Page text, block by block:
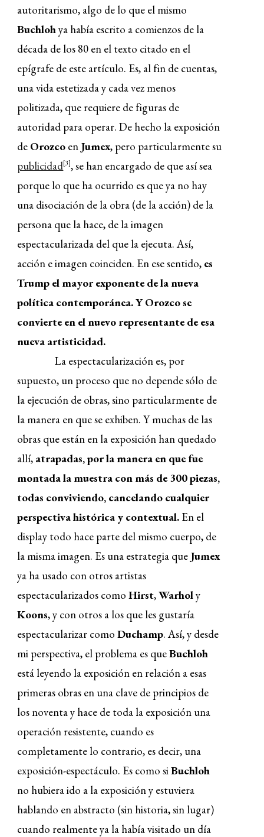
autoritarismo, algo de lo que el mismo
Buchlohya había escrito a comienzos de la
década de los 80 en el texto citado en el
epígrafe de este artículo. Es, al fin de cuentas,
una vida estetizada y cada vez menos
politizada, que requiere de figuras de
autoridad para operar. De hecho la exposición
de Orozco en Jumex, pero particularmente su
publicidad[3], se han encargado de que así sea
porque lo que ha ocurrido es que ya no hay
una disociación de la obra (de la acción) de la
persona que la hace, de la imagen
espectacularizada del que la ejecuta. Así,
acción e imagen coinciden. En ese sentido, es
Trump el mayor exponente de la nueva
política contemporánea. Y Orozco se
convierte en el nuevo representante de esa
nueva artisticidad.
La espectacularización es, por
supuesto, un proceso que no depende sólo de
la ejecución de obras, sino particularmente de
la manera en que se exhiben. Y muchas de las
obras que están en la exposición han quedado
allí, atrapadas, por la manera en que fue
montada la muestra con más de 300 piezas,
todas conviviendo, cancelando cualquier
perspectiva histórica y contextual. En el
display todo hace parte del mismo cuerpo, de
la misma imagen. Es una estrategia que Jumex
ya ha usado con otros artistas
espectacularizados comoHirst,Warholy
Koons, y con otros a los que les gustaría
espectacularizar comoDuchamp. Así, y desde
mi perspectiva, el problema es queBuchloh
está leyendo la exposición en relación a esas
primeras obras en una clave de principios de
los noventa y hace de toda la exposición una
operación resistente, cuando es
completamente lo contrario, es decir, una
exposición-espectáculo. Es como siBuchloh
no hubiera ido a la exposición y estuviera
hablando en abstracto (sin historia, sin lugar)
cuando realmente ya la había visitado un día